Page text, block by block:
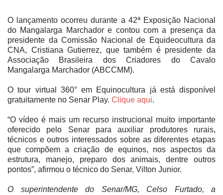
O lançamento ocorreu durante a 42ª Exposição Nacional
do Mangalarga Marchador e contou com a presença da
presidente da Comissão Nacional de Equideocultura da
CNA, Cristiana Gutierrez, que também é presidente da
Associação Brasileira dos Criadores do Cavalo
Mangalarga Marchador (ABCCMM).
O tour virtual 360° em Equinocultura já está disponível
gratuitamente no Senar Play. Clique aqui.
“O vídeo é mais um recurso instrucional muito importante
oferecido pelo Senar para auxiliar produtores rurais,
técnicos e outros interessados sobre as diferentes etapas
que compõem a criação de equinos, nos aspectos da
estrutura, manejo, preparo dos animais, dentre outros
pontos”, afirmou o técnico do Senar, Vilton Junior.
O superintendente do Senar/MG, Celso Furtado, a